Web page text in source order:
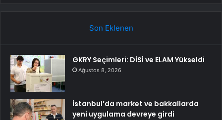
Son Eklenen
GKRY Seçimleri: DİSİ ve ELAM Yükseldi
Ağustos 8, 2026
İstanbul’da market ve bakkallarda
yeni uygulama devreye girdi